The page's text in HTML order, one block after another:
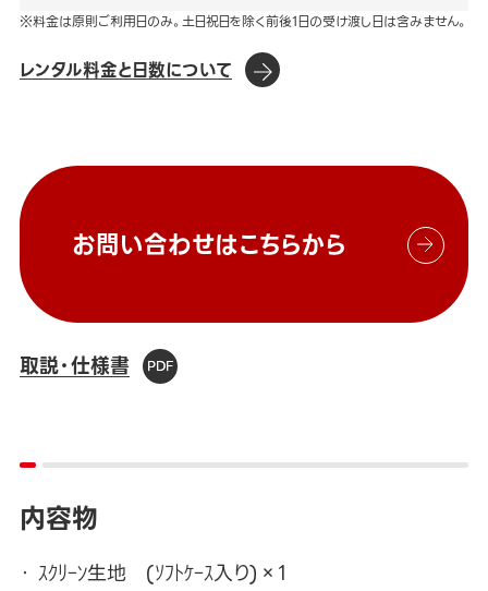
※料金は原則ご利用日のみ。土日祝日を除く前後1日の受け渡し日は含みません。
レンタル料金と日数について
お問い合わせはこちらから
取説・仕様書
内容物
ｽｸﾘｰﾝ生地 (ｿﾌﾄｹｰｽ入り)×1